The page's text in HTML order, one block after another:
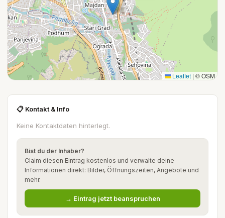
Leaflet | © OSM
📋 Kontakt & Info
Keine Kontaktdaten hinterlegt.
Bist du der Inhaber?
Claim diesen Eintrag kostenlos und verwalte deine
Informationen direkt: Bilder, Öffnungszeiten, Angebote und
mehr.
→ Eintrag jetzt beanspruchen